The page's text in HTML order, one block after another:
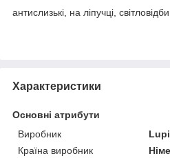
антислизькі, на ліпучці,
Характеристики
Основні атрибути
Виробник
Країна виробник